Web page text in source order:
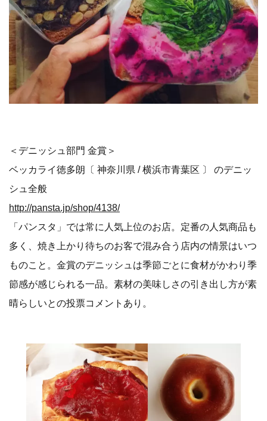
にあったお店。極薄食パンに限界越えの具を挟み込む圧倒
的な存在感とインパクト。具の組み合わせの面白さ、自由
さ、個性も輝く。塩などの調味料は控えめでパンも極薄、
素材の味がしっかりとして、野菜に直に齧り付いているか
のようなナチュラルでヘルシーなサンドイッチ。
ベッカライ徳多朗〔 神奈川県 / 横浜市青葉区 〕 のデニッ
シュ全般
http://pansta.jp/shop/4138/
「パンスタ」では常に人気上位のお店。定番の人気商品も